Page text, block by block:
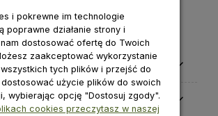
Pomoc
Moje konto
i pokrewne im technologie
poprawne działanie strony i
dostosować ofertę do Twoich
zaakceptować wykorzystanie
tych plików i przejść do
użycie plików do swoich
wybierając opcję "Dostosuj zgody".
cookies przeczytasz w naszej